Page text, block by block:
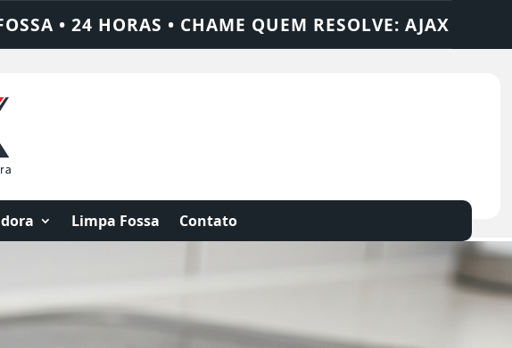
AJAX SOLUÇÕES DEDETIZADORA •
Limpa Fossa Contato